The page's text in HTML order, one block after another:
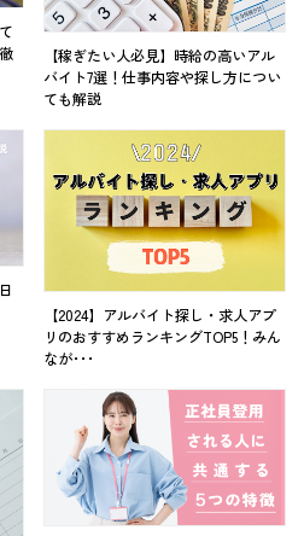
【稼ぎたい人必見】時給の高いアル
バイト7選！仕事内容や探し方につい
ても解説
【2024】アルバイト探し・求人アプ
リのおすすめランキングTOP5！みん
なが･･･